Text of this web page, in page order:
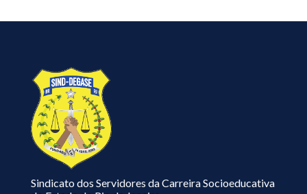
Sindicato dos Servidores da Carreira Socioeducativa